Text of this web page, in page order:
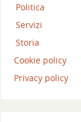
Politica
Servizi
Storia
Cookie policy
Privacy policy